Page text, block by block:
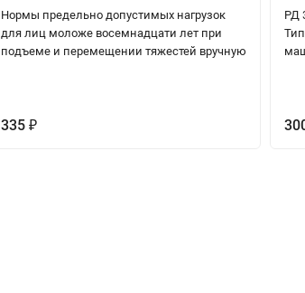
Нормы предельно допустимых нагрузок
для лиц моложе восемнадцати лет при
подъеме и перемещении тяжестей вручную
335 ₽
РД